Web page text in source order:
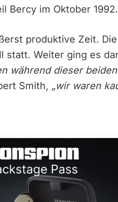
Bercy im Oktober 1992.
produktive Zeit.
statt. Weiter ging es
während dieser
Smith, „wir waren